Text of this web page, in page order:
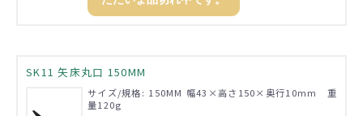
SK11 矢床丸口 150MM
サイズ/規格: 150MM 幅43×高さ150×奥行10mm 重
量120g